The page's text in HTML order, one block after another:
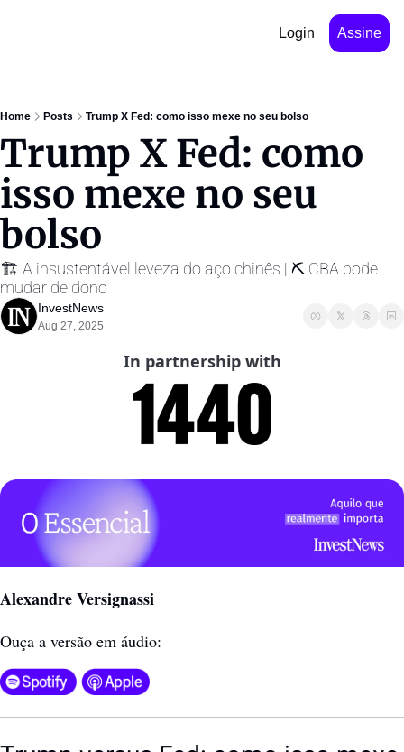
Login Assine
Home Posts Trump X Fed: como isso mexe no seu bolso
Trump X Fed: como
isso mexe no seu
bolso
🏗️ A insustentável leveza do aço chinês | ⛏️ CBA pode
mudar de dono
InvestNews ㅤ
Aug 27, 2025
In partnership with
Alexandre Versignassi
Ouça a versão em áudio: